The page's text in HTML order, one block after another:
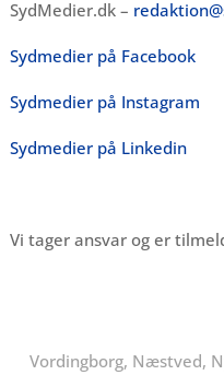
SydMedier.dk –
Sydmedier på Facebook
Sydmedier på Instagram
Sydmedier på Linkedin
Vi tager ansvar og er
Vordingborg, Næstved,